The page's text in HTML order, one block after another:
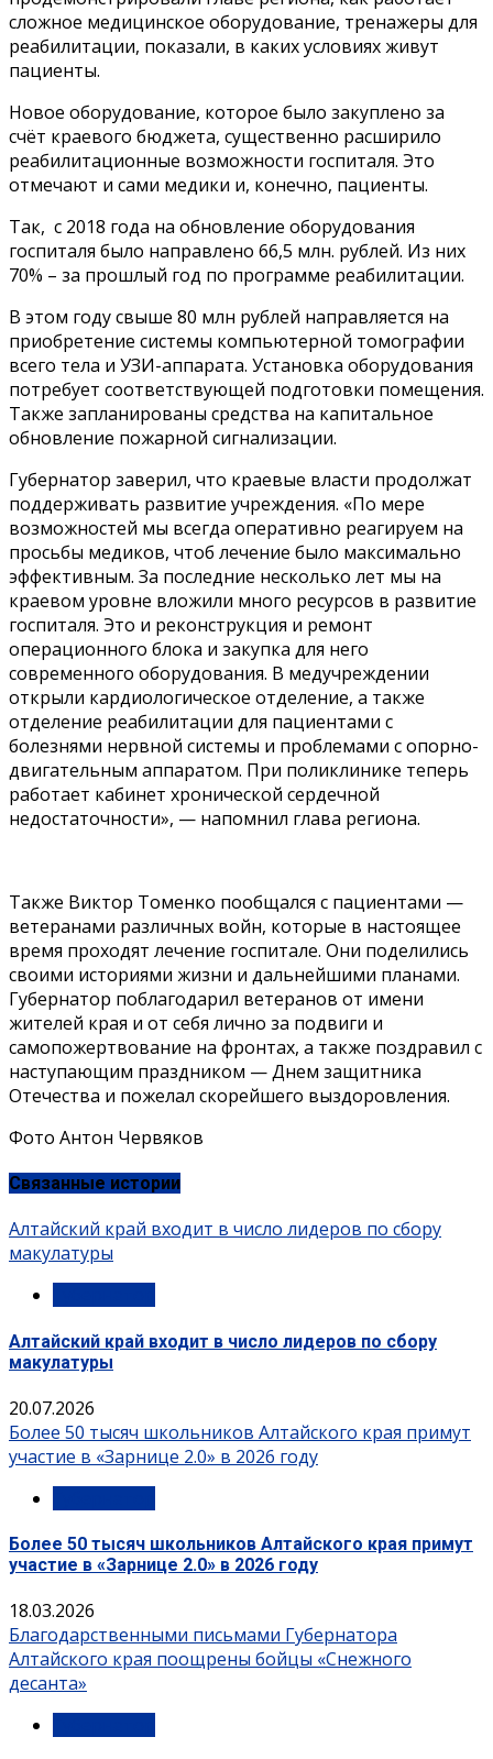
сложное медицинское оборудование, тренажеры для
реабилитации, показали, в каких условиях живут
пациенты.
Новое оборудование, которое было закуплено за
счёт краевого бюджета, существенно расширило
реабилитационные возможности госпиталя. Это
отмечают и сами медики и, конечно, пациенты.
Так, с 2018 года на обновление оборудования
госпиталя было направлено 66,5 млн. рублей. Из них
70% – за прошлый год по программе реабилитации.
В этом году свыше 80 млн рублей направляется на
приобретение системы компьютерной томографии
всего тела и УЗИ-аппарата. Установка оборудования
потребует соответствующей подготовки помещения.
Также запланированы средства на капитальное
обновление пожарной сигнализации.
Губернатор заверил, что краевые власти продолжат
поддерживать развитие учреждения. «По мере
возможностей мы всегда оперативно реагируем на
просьбы медиков, чтоб лечение было максимально
эффективным. За последние несколько лет мы на
краевом уровне вложили много ресурсов в развитие
госпиталя. Это и реконструкция и ремонт
операционного блока и закупка для него
современного оборудования. В медучреждении
открыли кардиологическое отделение, а также
отделение реабилитации для пациентами с
болезнями нервной системы и проблемами с опорно-
двигательным аппаратом. При поликлинике теперь
работает кабинет хронической сердечной
недостаточности», — напомнил глава региона.
Также Виктор Томенко пообщался с пациентами —
ветеранами различных войн, которые в настоящее
время проходят лечение госпитале. Они поделились
своими историями жизни и дальнейшими планами.
Губернатор поблагодарил ветеранов от имени
жителей края и от себя лично за подвиги и
самопожертвование на фронтах, а также поздравил с
наступающим праздником — Днем защитника
Отечества и пожелал скорейшего выздоровления.
Фото Антон Червяков
Связанные истории
Алтайский край входит в число лидеров по сбору
макулатуры
Алтайский край входит в число лидеров по сбору
макулатуры
20.07.2026
Более 50 тысяч школьников Алтайского края примут
участие в «Зарнице 2.0» в 2026 году
Более 50 тысяч школьников Алтайского края примут
участие в «Зарнице 2.0» в 2026 году
18.03.2026
Благодарственными письмами Губернатора
Алтайского края поощрены бойцы «Снежного
десанта»